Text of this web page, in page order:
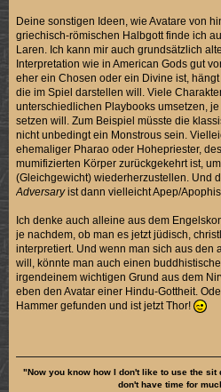
Deine sonstigen Ideen, wie Avatare von
griechisch-römischen Halbgott finde ich
Laren. Ich kann mir auch grundsätzlich
Interpretation wie in American Gods gut
eher ein Chosen oder ein Divine ist,
die im Spiel darstellen will. Viele
unterschiedlichen Playbooks umsetzen,
setzen will. Zum Beispiel müsste die
nicht unbedingt ein Monstrous sein.
ehemaliger Pharao oder Hohepriester,
mumifizierten Körper zurückgekehrt ist,
(Gleichgewicht) wiederherzustellen. Und
Adversaryist dann vielleicht Apep/
Ich denke auch alleine aus dem
je nachdem, ob man es jetzt jüdisch,
interpretiert. Und wenn man sich aus den
will, könnte man auch einen
irgendeinem wichtigen Grund aus dem
eben den Avatar einer Hindu-Gottheit.
Hammer gefunden und ist jetzt Thor!
"Now you know how I don't like to use the
don't have time for